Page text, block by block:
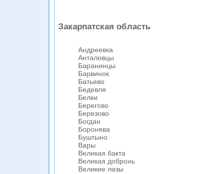
Закарпатская область
Андреевка
Анталовцы
Баранинцы
Барвинок
Батьево
Бедевля
Белки
Берегово
Березово
Богдан
Боронява
Буштыно
Вары
Великая бакта
Великая добронь
Великие лазы